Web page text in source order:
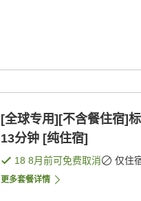
[全球专用][不含餐住宿]
13分钟 [纯住宿]
18 8月前可免费取消 仅住
更多套餐详情